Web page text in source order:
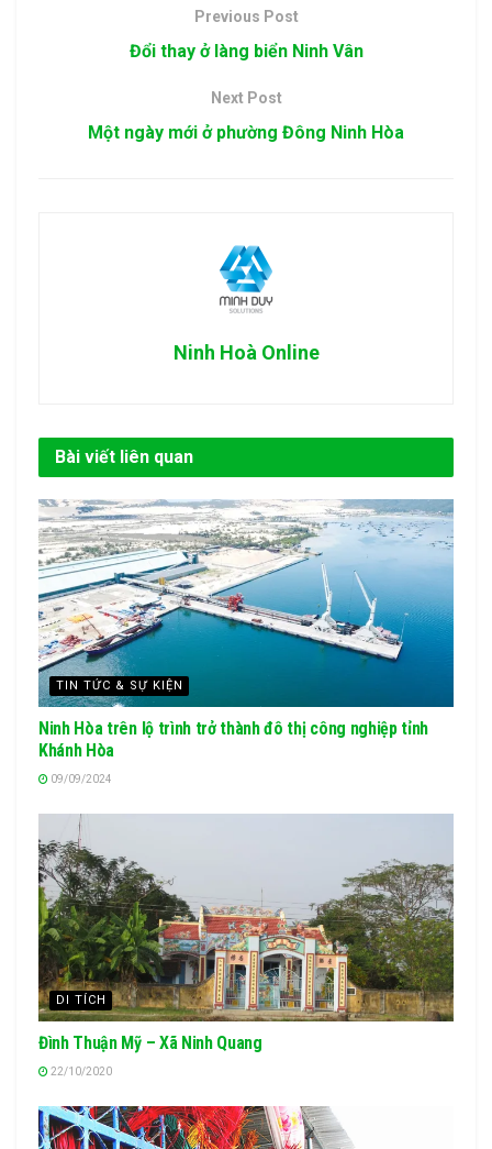
Previous Post
Đổi thay ở làng biển Ninh Vân
Next Post
Một ngày mới ở phường Đông Ninh Hòa
Ninh Hoà Online
Bài viết liên quan
TIN TỨC & SỰ KIỆN
Ninh Hòa trên lộ trình trở thành đô thị công nghiệp tỉnh
Khánh Hòa
09/09/2024
DI TÍCH
Đình Thuận Mỹ – Xã Ninh Quang
22/10/2020